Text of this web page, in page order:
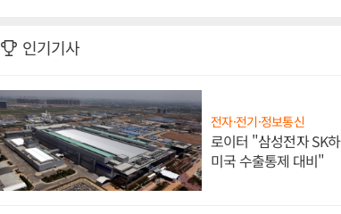
인기기사
전자·전기·정보통신
로이터 "삼성전자 SK
미국 수출통제 대비"